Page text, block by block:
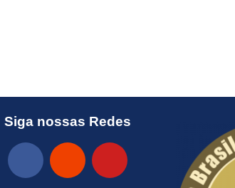
Siga nossas Redes